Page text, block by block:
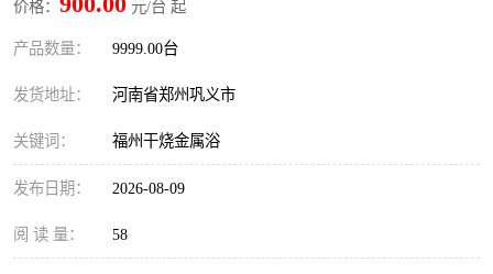
价格： 元/台 起
产品数量： 9999.00台
发货地址： 河南省郑州巩义市
关键词： 福州干烧金属浴
发布日期： 2026-08-09
阅 读 量： 58